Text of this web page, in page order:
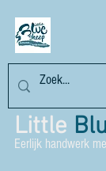
Little
Eerlijk handwerk